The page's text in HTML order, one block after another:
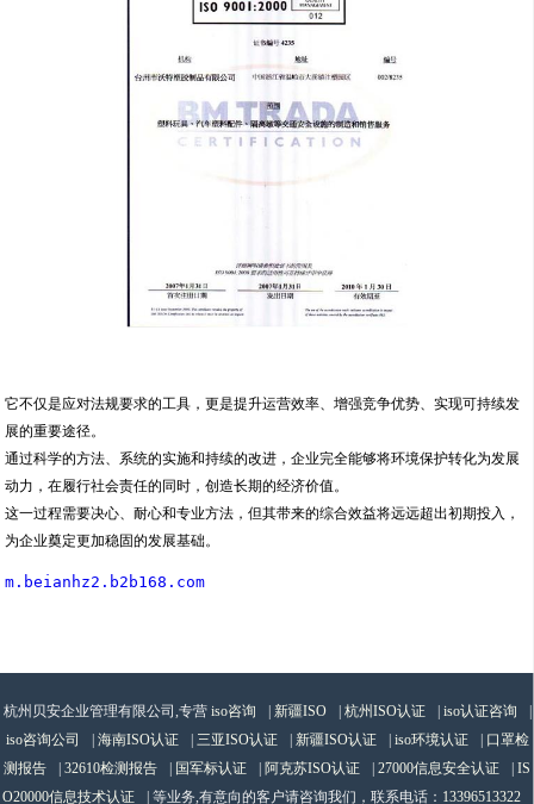
它不仅是应对法规要求的工具，更是提升运营效率、增强竞争优势、实现可持续发
展的重要途径。
通过科学的方法、系统的实施和持续的改进，企业完全能够将环境保护转化为发展
动力，在履行社会责任的同时，创造长期的经济价值。
这一过程需要决心、耐心和专业方法，但其带来的综合效益将远远超出初期投入，
为企业奠定更加稳固的发展基础。
m.beianhz2.b2b168.com
杭州贝安企业管理有限公司,专营 iso咨询 新疆ISO 杭州ISO认证 iso认证咨询
iso咨询公司
海南ISO认证 三亚ISO认证 新疆ISO认证 iso环境认证
口罩检
测报告
32610检测报告 国军标认证 阿克苏ISO认证 27000信息安全认证
IS
O20000信息技术认证
| 等业务,有意向的客户请咨询我们，联系电话： 13396513322